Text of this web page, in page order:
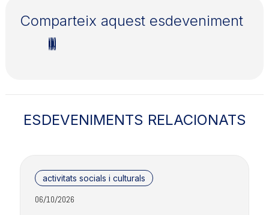
Comparteix aquest esdeveniment
ESDEVENIMENTS RELACIONATS
activitats socials i culturals
06/10/2026